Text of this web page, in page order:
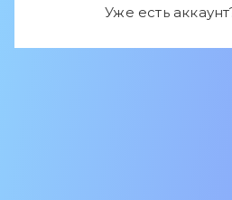
Уже есть